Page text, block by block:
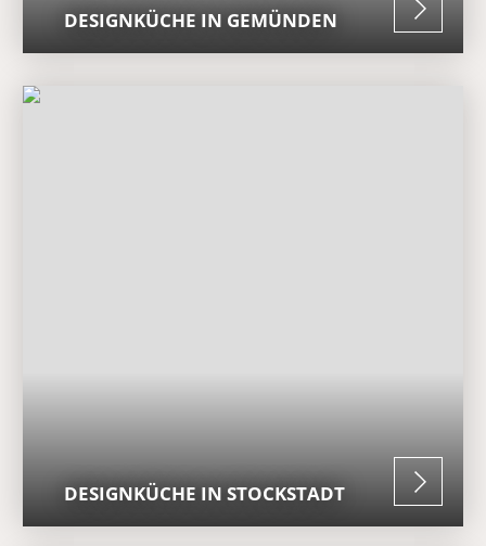
DESIGNKÜCHE IN GEMÜNDEN
DESIGNKÜCHE IN STOCKSTADT